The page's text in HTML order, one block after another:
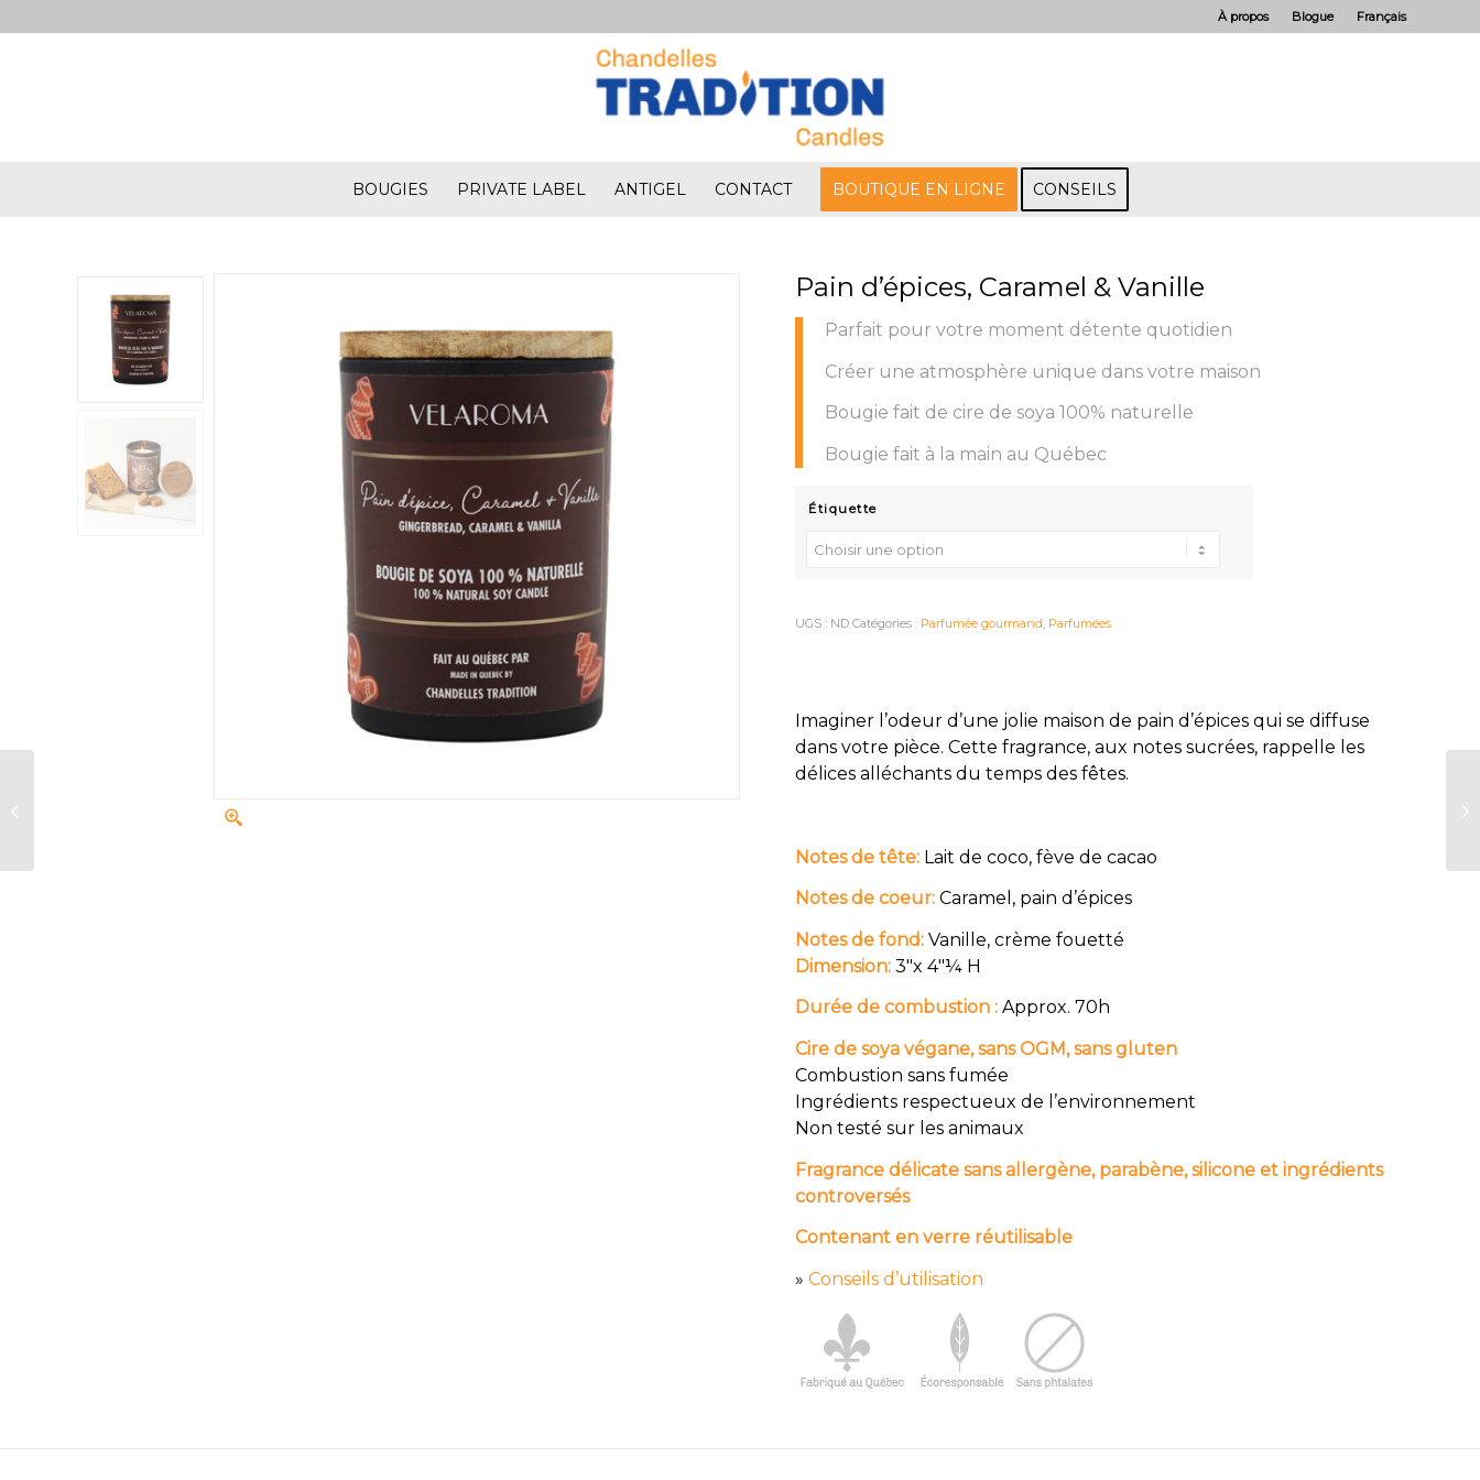
À propos Blogue Français
BOUGIES PRIVATE LABEL ANTIGEL CONTACT BOUTIQUE EN LIGNE CONSEILS
Pain d’épices, Caramel & Vanille
Parfait pour votre moment détente quotidien
Créer une atmosphère unique dans votre maison
Bougie fait de cire de soya 100% naturelle
Bougie fait à la main au Québec
Étiquette
UGS : ND Catégories : Parfumée gourmand Parfumées
Imaginer l’odeur d’une jolie maison de pain d’épices qui se diffuse
dans votre pièce. Cette fragrance, aux notes sucrées, rappelle les
délices alléchants du temps des fêtes.
Notes de tête: Lait de coco, fève de cacao
Notes de coeur: Caramel, pain d’épices
Notes de fond: Vanille, crème fouetté
Dimension: 3″x 4″¼ H
Durée de combustion : Approx. 70h
Cire de soya végane, sans OGM, sans gluten
Combustion sans fumée
Ingrédients respectueux de l’environnement
Non testé sur les animaux
Fragrance délicate sans allergène, parabène, silicone et ingrédients
controversés
Contenant en verre réutilisable
» Conseils d’utilisation